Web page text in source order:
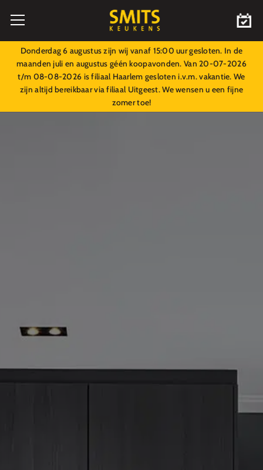
Donderdag 6 augustus zijn wij vanaf 15:00 uur gesloten. In de
maanden juli en augustus géén koopavonden. Van 20-07-2026
t/m 08-08-2026 is filiaal Haarlem gesloten i.v.m. vakantie. We
zijn altijd bereikbaar via filiaal Uitgeest. We wensen u een fijne
zomer toe!